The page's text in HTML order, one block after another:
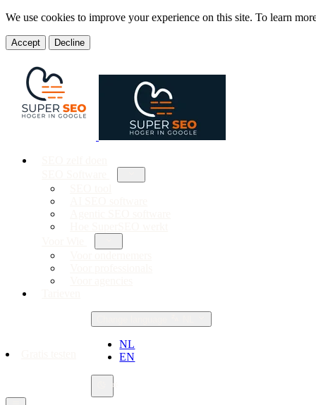
We use cookies to improve your experience on this site. To learn
Accept Decline
NL
EN